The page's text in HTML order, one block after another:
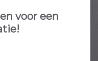
voor een